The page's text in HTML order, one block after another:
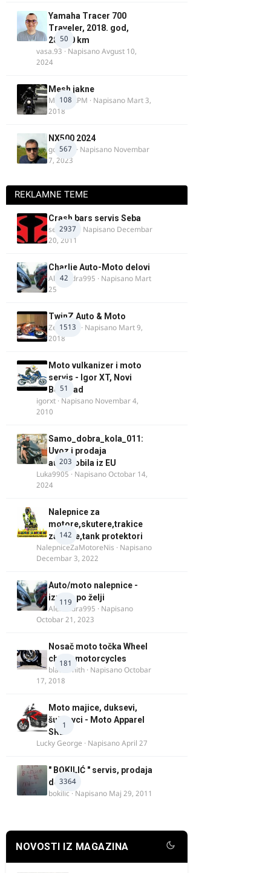
50
Yamaha Tracer 700
Traveler, 2018. god,
28.100 km
vasa.93 · NapisanoAvgust 10,
2024
108
Mesh jakne
MostarRPM · Napisano Mart 3,
2018
567
NX500 2024
godovic · Napisano Novembar
7, 2023
REKLAMNE TEME
2937
Crash bars servis Seba
seba011 · Napisano Decembar
20, 2011
42
Charlie Auto-Moto delovi
Alexandra995 · Napisano Mart
25
1513
TwinZ Auto & Moto
Zeljkamp · Napisano Mart 9,
2018
51
Moto vulkanizer i moto
servis - Igor XT, Novi
Beograd
igorxt · Napisano Novembar 4,
2010
203
Samo_dobra_kola_011:
Uvoz i prodaja
automobila iz EU
Luka9905 · NapisanoOctobar 14,
2024
142
Nalepnice za
motore,skutere,trakice
za felne,tank protektori
NalepniceZaMotoreNis · Napisano
Decembar 3, 2022
119
Auto/moto nalepnice -
izrada po želji
Alexandra995 · Napisano
Octobar 21, 2023
181
Nosač moto točka Wheel
chock motorcycles
blacksmith · NapisanoOctobar
17, 2018
1
Moto majice, duksevi,
šuškavci - Moto Apparel
SRB
Lucky George · NapisanoApril 27
3364
" BOKILIĆ " servis, prodaja
delova
bokilic · Napisano Maj 29, 2011
NOVOSTI IZ MAGAZINA